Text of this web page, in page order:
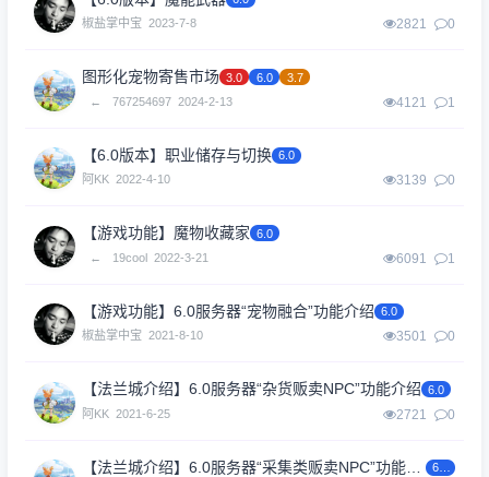
椒盐掌中宝 2023-7-8 2821 0
图形化宠物寄售市场 3.0 6.0
3.7
←
767254697 2024-2-13 4121 1
【6.0版本】职业储存与切换 6.0
阿KK 2022-4-10 3139 0
【游戏功能】魔物收藏家 6.0
←
19cool 2022-3-21 6091 1
【游戏功能】6.0服务器“宠物融合”功能介绍 6.0
椒盐掌中宝 2021-8-10 3501 0
【法兰城介绍】6.0服务器“杂货贩卖NPC”功能介绍 6.0
阿KK 2021-6-25 2721 0
【法兰城介绍】6.0服务器“采集类贩卖NPC”功能介绍
6.0